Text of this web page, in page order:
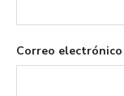
Correo electrónico